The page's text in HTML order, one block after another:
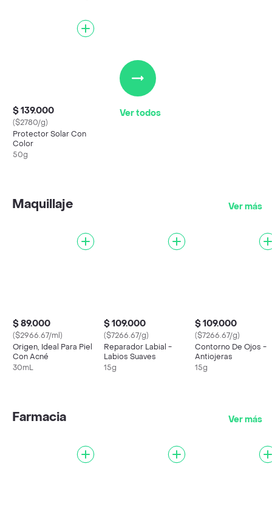
$ 139.000
($2780/g)
Protector Solar Con
Color
50g
Ver todos
Maquillaje Ver más
$ 89.000
($2966.67/ml)
Origen, Ideal Para Piel
Con Acné
30mL
$ 109.000
($7266.67/g)
Reparador Labial -
Labios Suaves
15g
$ 109.000
($7266.67/g)
Contorno De Ojos -
Antiojeras
15g
Farmacia Ver más